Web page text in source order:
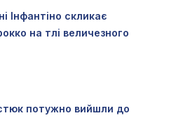
Інфантіно скликає
на тлі величезного
потужно вийшли до